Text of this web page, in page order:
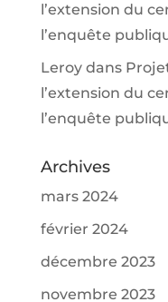
l’extension du
l’enquête
Leroydans
l’extension du
l’enquête
Archives
mars 2024
février 2024
décembre 2023
novembre 2023